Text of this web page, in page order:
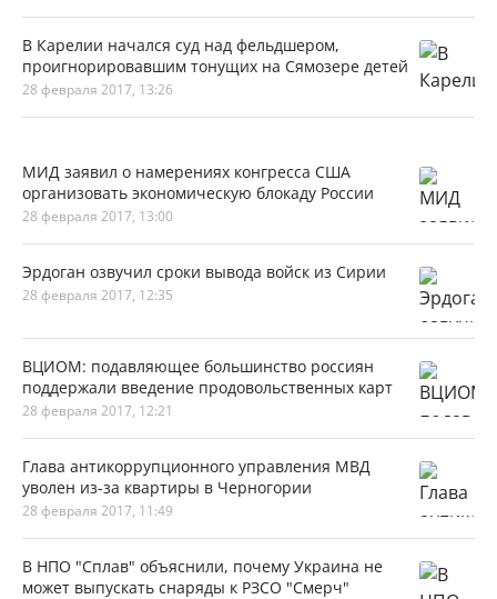
В Карелии начался суд над фельдшером,
проигнорировавшим тонущих на Сямозере детей
28 февраля 2017, 13:26
МИД заявил о намерениях конгресса США
организовать экономическую блокаду России
28 февраля 2017, 13:00
Эрдоган озвучил сроки вывода войск из Сирии
28 февраля 2017, 12:35
ВЦИОМ: подавляющее большинство россиян
поддержали введение продовольственных карт
28 февраля 2017, 12:21
Глава антикоррупционного управления МВД
уволен из-за квартиры в Черногории
28 февраля 2017, 11:49
В НПО "Сплав" объяснили, почему Украина не
может выпускать снаряды к РЗСО "Смерч"